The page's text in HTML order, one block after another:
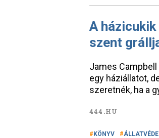
A
szent
James
egy háziállatot,
szeretnék, ha a
444.HU
KÖNYV